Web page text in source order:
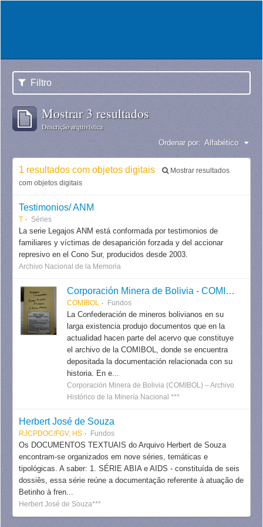
Filtro
Mostrar 3 resultados
Descrição arquivística
Ordenar por: Alfabético
1 resultados com objetos digitais
Mostrar resultados
com objetos digitais
Testimonios/ ANM
T Séries
La serie Legajos ANM está conformada por testimonios de
familiares y víctimas de desaparición forzada y del accionar
represivo en el Cono Sur, producidos desde 2003.
Archivo Nacional de la Memoria
Corporación Minera de Bolivia - COMIBOL
COMIBOL Fundos
La Confederación de mineros bolivianos en su
larga existencia produjo documentos que en la
actualidad hacen parte del acervo que constituye
el archivo de la COMIBOL, donde se encuentra
depositada la documentación relacionada con su
historia. En e...
Corporación Minera de Bolivia (COMIBOL) – Archivo
Histórico de la Minería Nacional ***
Herbert José de Souza
RJCPDOC/FGV, HS Fundos
Os DOCUMENTOS TEXTUAIS do Arquivo Herbert de Souza
encontram-se organizados em nove séries, temáticas e
tipológicas. A saber: 1. SÉRIE ABIA e AIDS - constituída de seis
dossiês, essa série reúne a documentação referente à atuação de
Betinho à fren...
Herbert José de Souza***